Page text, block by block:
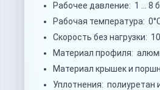
Рабочее давление: 1 … 8
Рабочая температура:
Скорость без нагрузки:
Материал профиля:
Материал крышек и
Уплотнения: полиуретан